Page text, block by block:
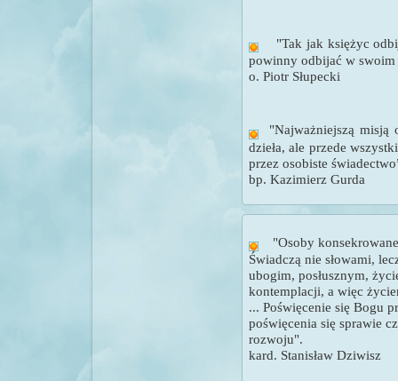
"Tak jak księżyc
powinny odbijać w swoim
o. Piotr Słupecki
"Najważniejszą misją
dzieła, ale przede
przez osobiste
bp. Kazimierz Gurda
"Osoby
Świadczą nie słowami,
ubogim, posłusznym,
kontemplacji, a więc
... Poświęcenie się Bogu
poświęcenia się sprawie
rozwoju".
kard. Stanisław Dziwisz